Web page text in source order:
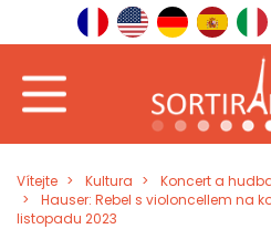
Vítejte Kultura
Koncert a
Hauser: Rebel s violoncellem na
listopadu 2023